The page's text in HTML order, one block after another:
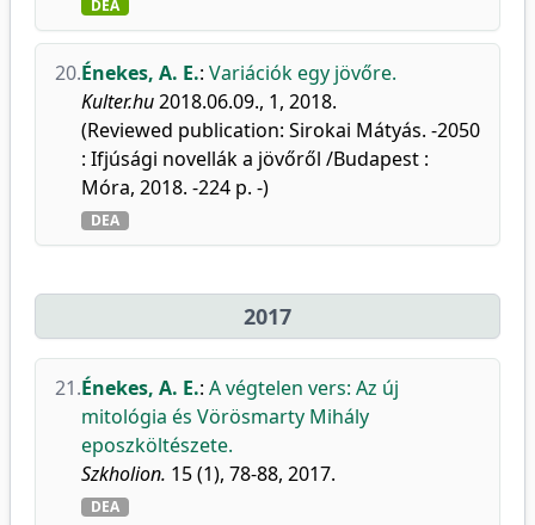
DEA
20.Énekes, A. E.: Variációk egy jövőre.
Kulter.hu2018.06.09., 1, 2018.
(Reviewed publication: Sirokai Mátyás. -2050
: Ifjúsági novellák a jövőről /Budapest :
Móra, 2018. -224 p. -)
DEA
2017
21.Énekes, A. E.: A végtelen vers: Az új
mitológia és Vörösmarty Mihály
eposzköltészete.
Szkholion. 15 (1), 78-88, 2017.
DEA